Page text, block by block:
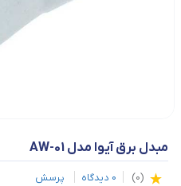
مبدل برق آیوا مدل AW-01
(
0
)
0 دیدگاه پرسش